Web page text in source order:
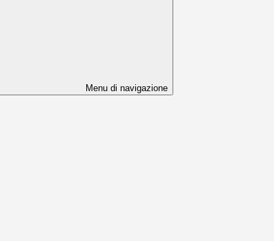
Menu di navigazione